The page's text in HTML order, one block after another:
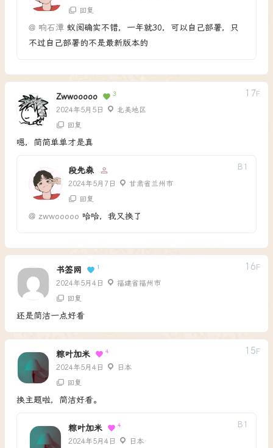
回复
@ 响石潭蚁阅确实不错，一年就30，可以自己部署，只
不过自己部署的不是最新版本的
Zwwooooo 3
2024年5月5日 北美地区
17F
回复
嗯，简简单单才是真
段先森
2024年5月7日 甘肃省兰州市
B 1
回复
@ zwwooooo 哈哈，我又换了
书签网 1
2024年5月4日 福建省福州市
16 F
回复
还是简洁一点好看
粽叶加米 4
2024年5月4日 日本
15 F
回复
换主题啦，简洁好看。
粽叶加米 4
2024年5月4日 日本
B 1